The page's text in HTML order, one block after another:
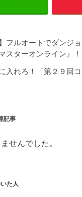
】フルオートでダン
スターオンライン』！
入れろ！「第２９回
記事
せんでした。
た人